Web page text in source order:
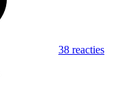
38 reacties